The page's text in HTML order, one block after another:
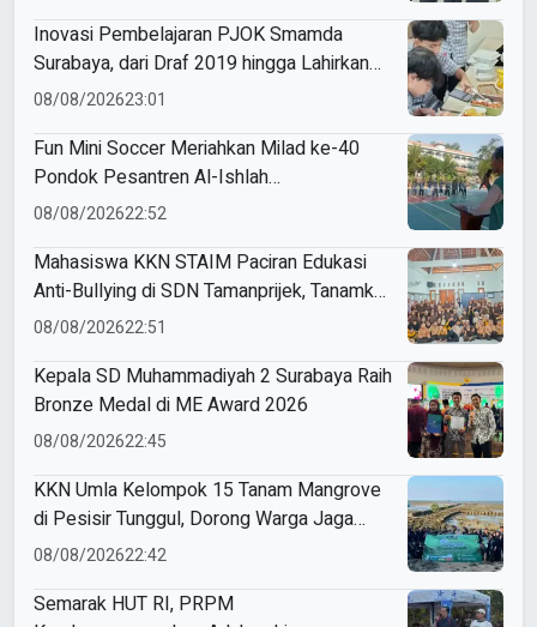
Inovasi Pembelajaran PJOK Smamda
Surabaya, dari Draf 2019 hingga Lahirkan
Modul Gizi Digital
08/08/202623:01
Fun Mini Soccer Meriahkan Milad ke-40
Pondok Pesantren Al-Ishlah
Sendangagung
08/08/202622:52
Mahasiswa KKN STAIM Paciran Edukasi
Anti-Bullying di SDN Tamanprijek, Tanamkan
Empati Sejak Dini
08/08/202622:51
Kepala SD Muhammadiyah 2 Surabaya Raih
Bronze Medal di ME Award 2026
08/08/202622:45
KKN Umla Kelompok 15 Tanam Mangrove
di Pesisir Tunggul, Dorong Warga Jaga
Lingkungan
08/08/202622:42
Semarak HUT RI, PRPM